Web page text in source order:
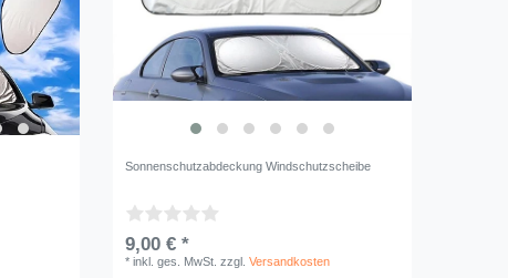
Sonnenschutzabdeckung Windschutzscheibe
9,00 € *
*inkl. ges. MwSt. zzgl.Versandkosten